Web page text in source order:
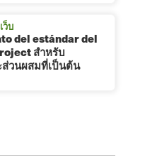
ว็บ
del estándar del
สำหรับ
วนผสมที่เป็นต้น